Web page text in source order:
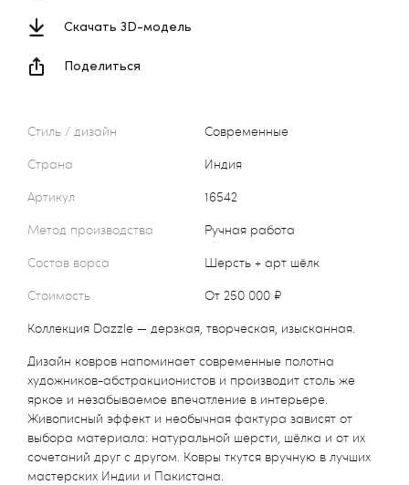
Стиль / дизайн
Современные
Страна
Индия
Артикул
16542
Метод производства
Ручная работа
Состав ворса
Шерсть + арт шёлк
Стоимость
от 250 000 ₽
Коллекция Dazzle — дерзкая, творческая, изысканная.
Дизайн ковров напоминает современные полотна
художников-абстракционистов и производит столь же
яркое и незабываемое впечатление в интерьере.
Живописный эффект и необычная фактура зависят от
выбора материала: натуральной шерсти, шёлка и от их
сочетаний друг с другом. Ковры ткутся вручную в лучших
мастерских Индии и Пакистана.
Скачать 3D-модель
Поделиться